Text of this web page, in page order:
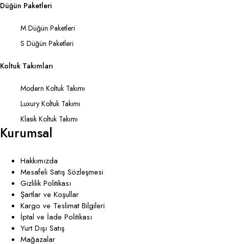
Düğün Paketleri
M Düğün Paketleri
S Düğün Paketleri
Koltuk Takımları
Modern Koltuk Takımı
Luxury Koltuk Takımı
Klasik Koltuk Takımı
Kurumsal
Hakkımızda
Mesafeli Satış Sözleşmesi
Gizlilik Politikası
Şartlar ve Koşullar
Kargo ve Teslimat Bilgileri
İptal ve İade Politikası
Yurt Dışı Satış
Mağazalar